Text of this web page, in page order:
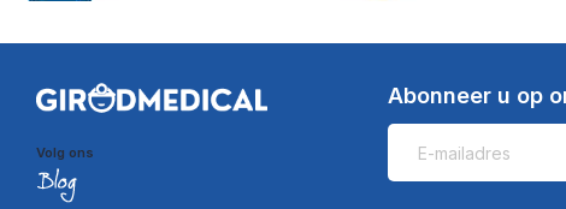
Volg ons
Abonneer u op